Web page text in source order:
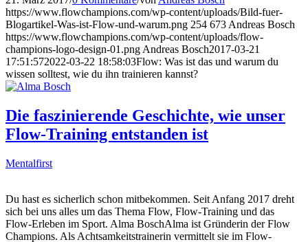
https://www.flowchampions.com/wp-content/uploads/Bild-fuer-
Blogartikel-Was-ist-Flow-und-warum.png 254 673 Andreas Bosch
https://www.flowchampions.com/wp-content/uploads/flow-
champions-logo-design-01.png Andreas Bosch2017-03-21
17:51:572022-03-22 18:58:03Flow: Was ist das und warum du
wissen solltest, wie du ihn trainieren kannst?
Die faszinierende Geschichte, wie unser
Flow-Training entstanden ist
Mentalfirst
Du hast es sicherlich schon mitbekommen. Seit Anfang 2017 dreht
sich bei uns alles um das Thema Flow, Flow-Training und das
Flow-Erleben im Sport. Alma BoschAlma ist Gründerin der Flow
Champions. Als Achtsamkeitstrainerin vermittelt sie im Flow-